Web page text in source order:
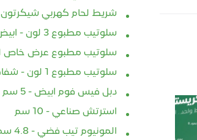
شريط لحام كهربي شيكرتون
سلوتيب مطبوع 3 لون - ابيض
سلوتيب مطبوع عرض خاص 1 بوصه
سلوتيب مطبوع 1 لون - شفاف
دبل فيس فوم ابيض - 5 سم
استرتش صناعي - 10 سم
المونيوم تيب فضي - 4.8 سم